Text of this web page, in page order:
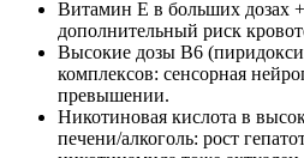
Витамин E в больших дозах
дополнительный риск
Высокие дозы B6
комплексов: сенсорная
превышении.
Никотиновая кислота в
печени/алкоголь: рост